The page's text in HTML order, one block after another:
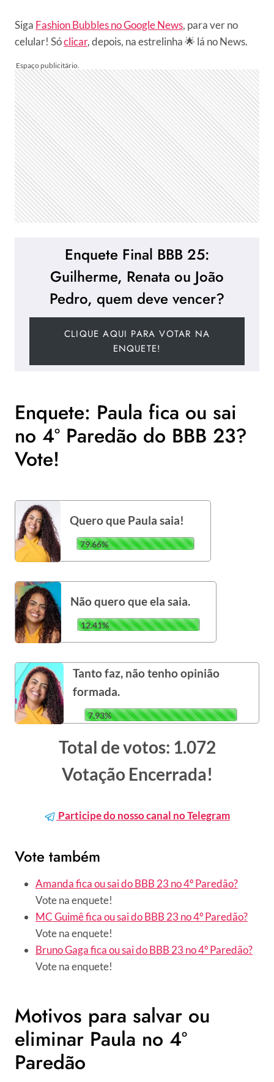
Siga Fashion Bubbles no Google News, para ver no
celular! Sóclicar, depois, na estrelinha 🌟 lá no News.
Enquete Final BBB 25:
Guilherme, Renata ou João
Pedro, quem deve vencer?
CLIQUE AQUI PARA VOTAR NA
ENQUETE!
Enquete: Paula fica ou sai
no 4º Paredão do BBB 23?
Vote!
Quero que Paula saia!
79.66%
Não quero que ela saia.
12.41%
Tanto faz, não tenho opinião
formada.
7.93%
Total de votos: 1.072
Votação Encerrada!
Participe do nosso canal no Telegram
Vote também
Amanda fica ou sai do BBB 23 no 4º Paredão?
Vote na enquete!
MC Guimê fica ou sai do BBB 23 no 4º Paredão?
Vote na enquete!
Bruno Gaga fica ou sai do BBB 23 no 4º Paredão?
Vote na enquete!
Motivos para salvar ou
eliminar Paula no 4º
Paredão